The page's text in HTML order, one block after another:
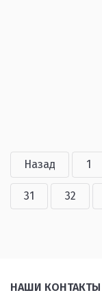
Назад 1
31 32
НАШИ КОНТАКТЫ